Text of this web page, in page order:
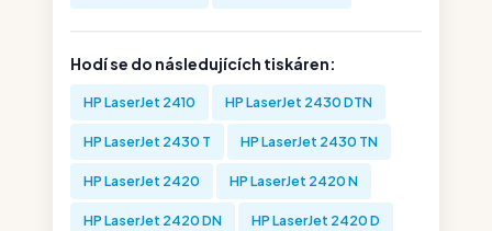
Hodí se do následujících tiskáren:
HP LaserJet 2410 HP LaserJet 2430 DTN
HP LaserJet 2430 T HP LaserJet 2430 TN
HP LaserJet 2420 HP LaserJet 2420 N
HP LaserJet 2420 DN HP LaserJet 2420 D